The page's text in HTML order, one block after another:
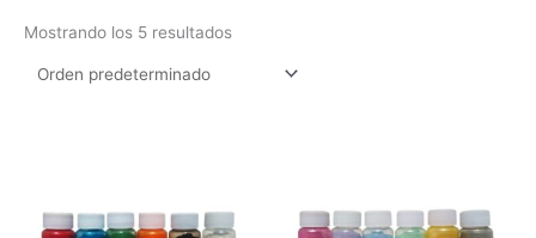
Mostrando los 5 resultados